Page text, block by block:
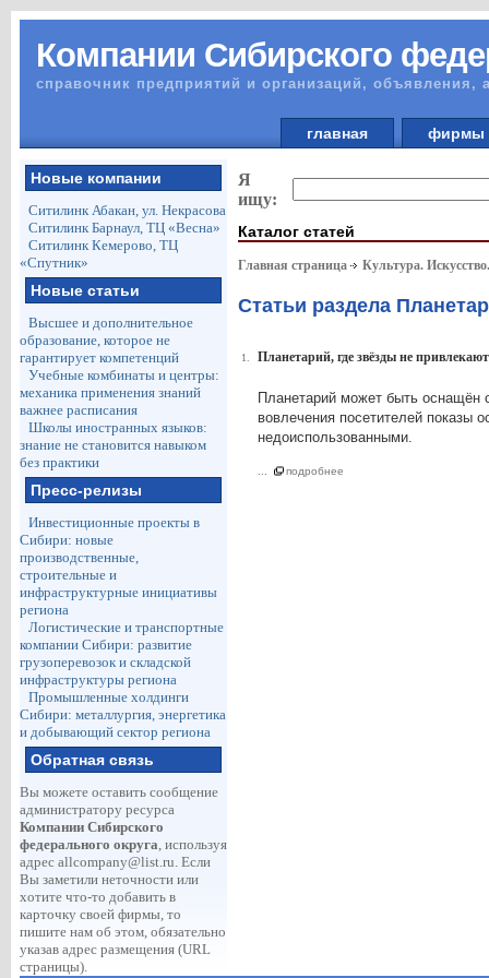
Компании Сибирского
справочник предприятий и организаций, объявления,
главная
Новые компании
Ситилинк Абакан, ул. Некрасова
Ситилинк Барнаул, ТЦ «Весна»
Ситилинк Кемерово, ТЦ
«Спутник»
Новые статьи
Высшее и дополнительное
образование, которое не
гарантирует компетенций
Учебные комбинаты и центры:
механика применения знаний
важнее расписания
Школы иностранных языков:
знание не становится навыком
без практики
Пресс-релизы
Инвестиционные проекты в
Сибири: новые
производственные,
строительные и
инфраструктурные инициативы
региона
Логистические и транспортные
компании Сибири: развитие
грузоперевозок и складской
инфраструктуры региона
Промышленные холдинги
Сибири: металлургия, энергетика
и добывающий сектор региона
Обратная связь
Вы можете оставить сообщение
администратору ресурса
Компании Сибирского
федерального округа, используя
адрес allcompany@list.ru. Если
Вы заметили неточности или
хотите что-то добавить в
карточку своей фирмы, то
пишите нам об этом, обязательно
указав адрес размещения (URL
страницы).
Я
ищу:
Каталог статей
Главная страница Культура.
Статьи раздела
1. Планетарий, где звёзды не
Планетарий может быть оснащён
вовлечения посетителей
недоиспользованными.
подробнее